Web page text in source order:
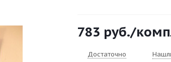
783 руб./
Достаточно